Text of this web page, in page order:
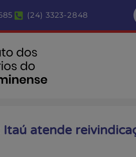
(24) 3323-2848
Itaú atende